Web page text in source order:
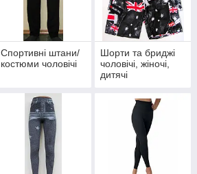
Спортивні штани/
костюми чоловічі
Шорти та бриджі
чоловічі, жіночі,
дитячі